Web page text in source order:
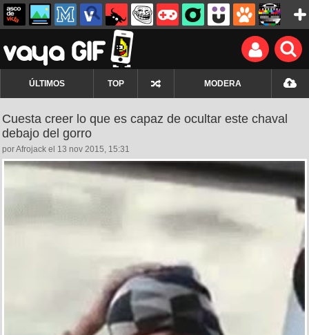
ÚLTIMOS TOP MODERA
Cuesta creer lo que es capaz de ocultar este chaval
debajo del gorro
por Afrojack el 13 nov 2015, 15:31